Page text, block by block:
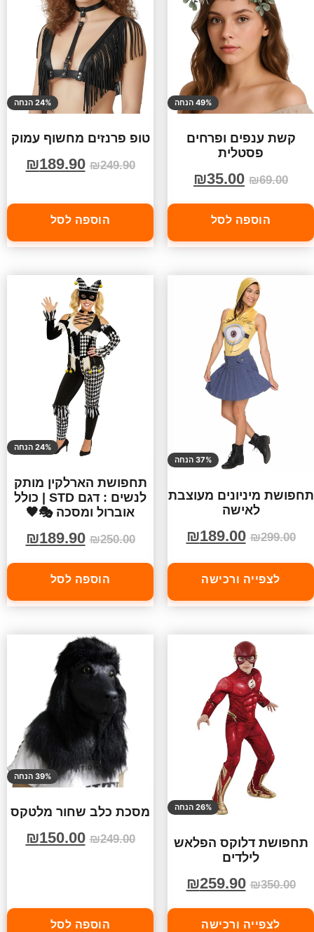
49% הנחה
קשת ענפים ופרחים
פסטלית
₪69.00
₪35.00
הוספה לסל
24% הנחה
טופ פרנזים מחשוף עמוק
₪249.90
₪189.90
הוספה לסל
37% הנחה
תחפושת מיניונים מעוצבת
לאישה
₪299.00
₪189.00
לצפייה ורכישה
24% הנחה
תחפושת הארלקין מותק
לנשים : דגם STD | כולל
אוברול ומסכה 🎭🖤
₪250.00
₪189.90
הוספה לסל
26% הנחה
תחפושת דלוקס הפלאש
לילדים
₪350.00
₪259.90
לצפייה ורכישה
39% הנחה
מסכת כלב שחור מלטקס
₪249.00
₪150.00
הוספה לסל